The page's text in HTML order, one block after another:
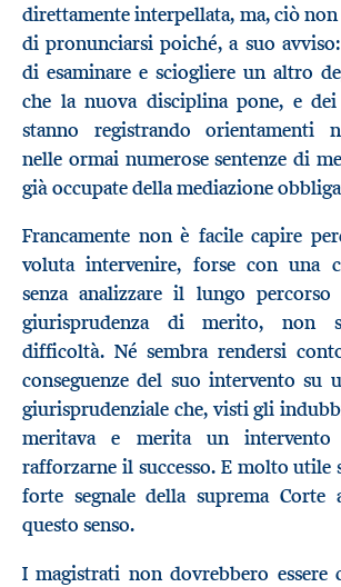
direttamente interpellata, ma, ciò
di pronunciarsi poiché, a suo avviso:
di esaminare e sciogliere un altro
che la nuova disciplina pone, e
stanno registrando orientamenti
nelle ormai numerose sentenze di
già occupate della mediazione
Francamente non è facile capire
voluta intervenire, forse con una
senza analizzare il lungo
giurisprudenza di merito, non
difficoltà. Né sembra rendersi
conseguenze del suo intervento su
giurisprudenziale che, visti gli
meritava e merita un intervento
rafforzarne il successo. E molto utile
forte segnale della suprema Corte
questo senso.
I magistrati non dovrebbero essere